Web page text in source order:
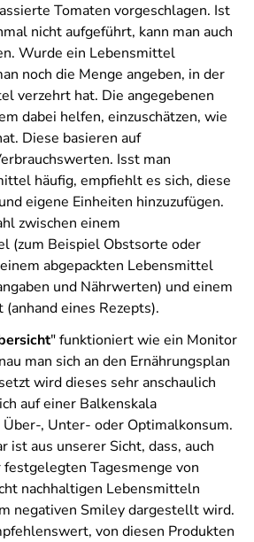
Tomaten vorgeschlagen. Ist
nicht aufgeführt, kann man auch
Wurde ein Lebensmittel
noch die Menge angeben, in der
verzehrt hat. Die angegebenen
dabei helfen, einzuschätzen, wie
Diese basieren auf
Isst man
häufig, empfiehlt es sich, diese
eigene Einheiten hinzuzufügen.
zwischen einem
(zum Beispiel Obstsorte oder
abgepackten Lebensmittel
und Nährwerten) und einem
eines Rezepts).
" funktioniert wie ein Monitor
man sich an den Ernährungsplan
wird dieses sehr anschaulich
auf einer Balkenskala
Über-, Unter- oder Optimalkonsum.
ist aus unserer Sicht, dass, auch
Tagesmenge von
nachhaltigen Lebensmitteln
negativen Smiley dargestellt wird.
von diesen Produkten